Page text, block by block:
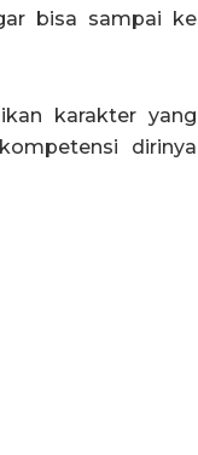
bisa sampai ke
karakter yang
dirinya